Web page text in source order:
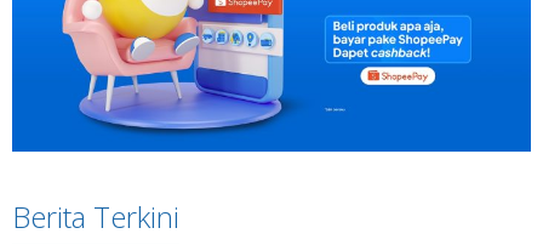
Berita Terkini